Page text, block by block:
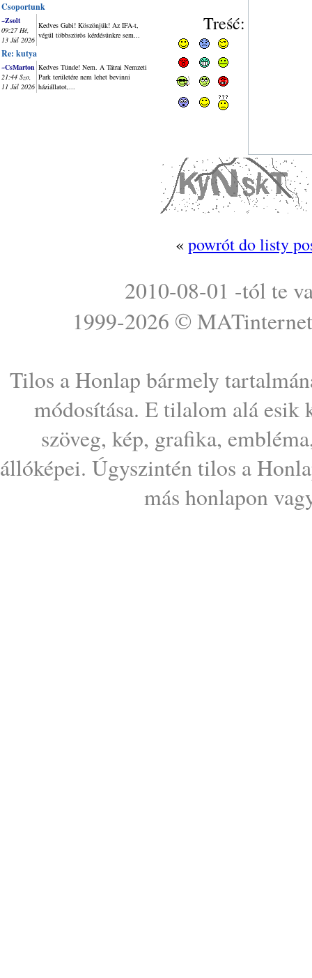
Csoportunk
~Zsolt
09:27 Hé,
13 Júl 2026
Kedves Gabi! Köszönjük! Az IFA-t,
végül többszörös kérdésünkre sem...
Re: kutya
~CsMarton
21:44 Szo,
11 Júl 2026
Kedves Tünde! Nem. A Tátrai Nemzeti
Park területére nem lehet bevinni
háziállatot,...
Treść:
« powrót do listy
2010-08-01 -tól te
1999-2026 © MATinternet
Tilos a Honlap bármely
módosítása. E tilalom alá esik
szöveg, kép, grafika,
állóképei. Úgyszintén tilos a
más honlapon